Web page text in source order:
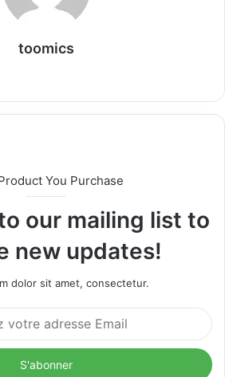
toomics
b
e
You Purchase
our mailing list to
new updates!
dolor sit amet, consectetur.